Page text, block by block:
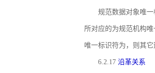
规范数据对象唯一
所对应的为规范机构
唯一标识符为，则其
6.2.17 沿革关系